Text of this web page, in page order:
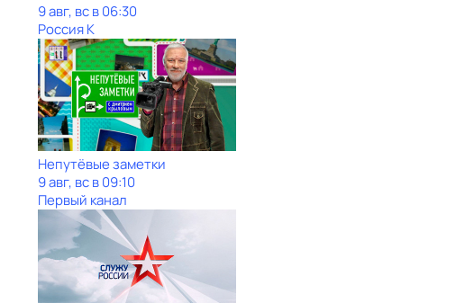
9 авг, вс в 06:30
Россия К
Непутёвые заметки
9 авг, вс в 09:10
Первый канал